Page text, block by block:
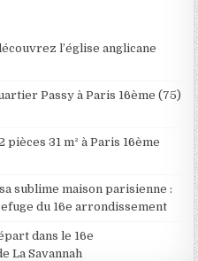
l’église anglicane
Passy à Paris 16ème (75)
31 m² à Paris 16ème
sublime maison parisienne :
du 16e arrondissement
dans le 16e
La Savannah